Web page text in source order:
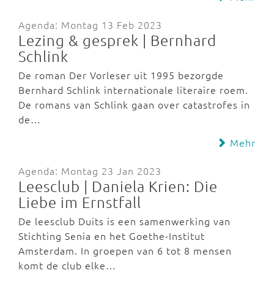
Agenda: Montag 13 Feb 2023
Lezing & gesprek | Bernhard
Schlink
De roman Der Vorleser uit 1995 bezorgde
Bernhard Schlink internationale literaire roem.
De romans van Schlink gaan over catastrofes in
de…
Mehr
Agenda: Montag 23 Jan 2023
Leesclub | Daniela Krien: Die
Liebe im Ernstfall
De leesclub Duits is een samenwerking van
Stichting Senia en het Goethe-Institut
Amsterdam. In groepen van 6 tot 8 mensen
komt de club elke…